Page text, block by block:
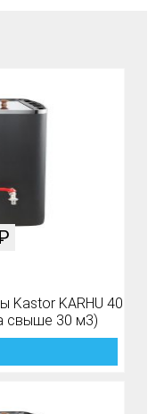
Kastor KARHU 40
свыше 30 м3)